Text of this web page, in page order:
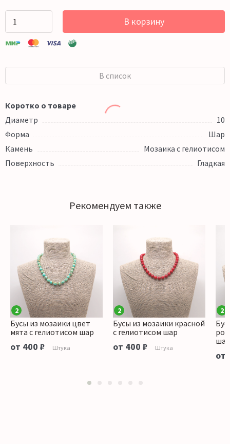
В корзину
В список
Коротко о товаре
Диаметр
10
Форма
Шар
Камень
Мозаика с гелиотисом
Поверхность
Гладкая
Рекомендуем также
2
Бусы из мозаики цвет
мята с гелиотисом шар
от 400 ₽ Штука
2
Бусы из мозаики красной
с гелиотисом шар
от 400 ₽ Штука
2
шар
от